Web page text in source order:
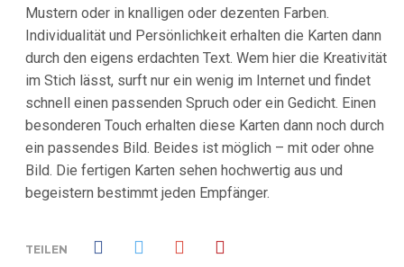
Mustern oder in knalligen oder dezenten Farben.
Individualität und Persönlichkeit erhalten die Karten dann
durch den eigens erdachten Text. Wem hier die Kreativität
im Stich lässt, surft nur ein wenig im Internet und findet
schnell einen passenden Spruch oder ein Gedicht. Einen
besonderen Touch erhalten diese Karten dann noch durch
ein passendes Bild. Beides ist möglich – mit oder ohne
Bild. Die fertigen Karten sehen hochwertig aus und
begeistern bestimmt jeden Empfänger.
TEILEN